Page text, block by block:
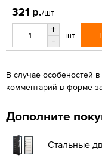
321 р./шт
+
-
шт
В случае особеностей
комментарий в форме
Дополните
Стальные